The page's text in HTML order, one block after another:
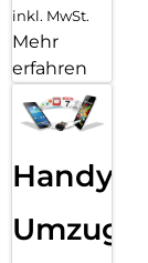
inkl. MwSt.
Mehr
erfahren
Handy
Umzug